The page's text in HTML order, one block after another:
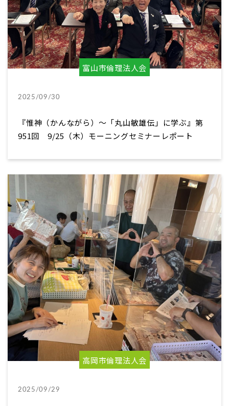
富山市倫理法人会
2025/09/30
『惟神（かんながら）～「丸山敏雄伝」に学ぶ』第
951回 9/25（木）モーニングセミナーレポート
高岡市倫理法人会
2025/09/29